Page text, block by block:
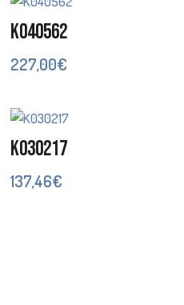
K040562
227,00€
K030217
137,46€